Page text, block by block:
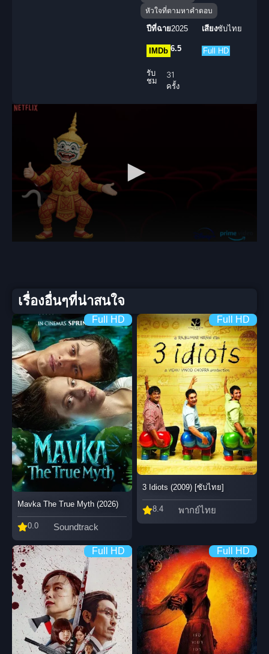
หัวใจที่ตามหาคำตอบ
ปีที่ฉาย2025 เสียงซับไทย
IMDb 6.5 Full HD
รับ
ชม
31
ครั้ง
เรื่องอื่นๆที่น่าสนใจ
Full HD
Mavka The True Myth (2026)
0.0 Soundtrack
Full HD
3 Idiots (2009) [ซับไทย]
8.4 พากย์ไทย
Full HD Full HD